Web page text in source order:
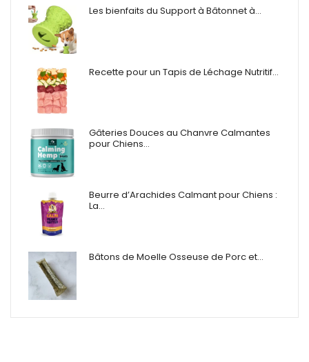
Les bienfaits du Support à Bâtonnet à…
Recette pour un Tapis de Léchage Nutritif…
Gâteries Douces au Chanvre Calmantes
pour Chiens…
Beurre d’Arachides Calmant pour Chiens :
La…
Bâtons de Moelle Osseuse de Porc et…